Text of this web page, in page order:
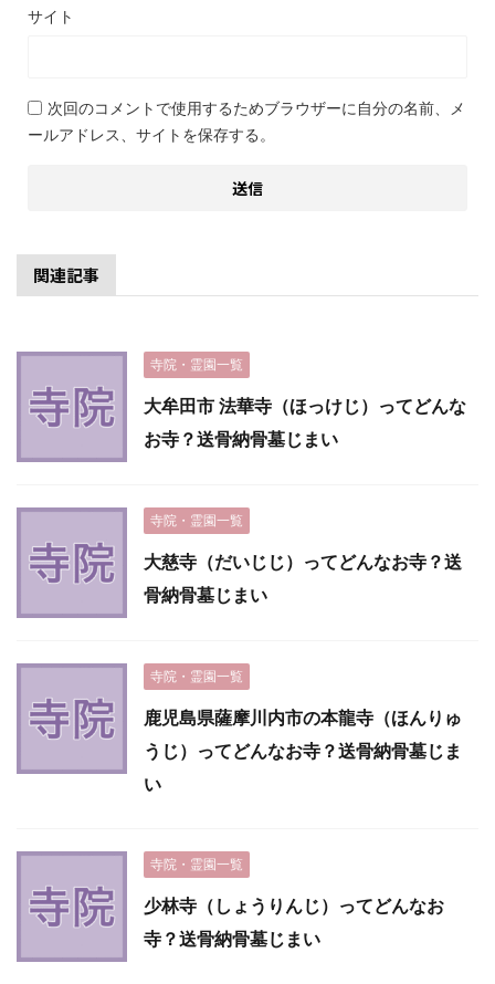
サイト
次回のコメントで使用するためブラウザーに自分の名前、メ
ールアドレス、サイトを保存する。
関連記事
寺院・霊園一覧
大牟田市 法華寺（ほっけじ）ってどんな
お寺？送骨納骨墓じまい
寺院・霊園一覧
大慈寺（だいじじ）ってどんなお寺？送
骨納骨墓じまい
寺院・霊園一覧
鹿児島県薩摩川内市の本龍寺（ほんりゅ
うじ）ってどんなお寺？送骨納骨墓じま
い
寺院・霊園一覧
少林寺（しょうりんじ）ってどんなお
寺？送骨納骨墓じまい